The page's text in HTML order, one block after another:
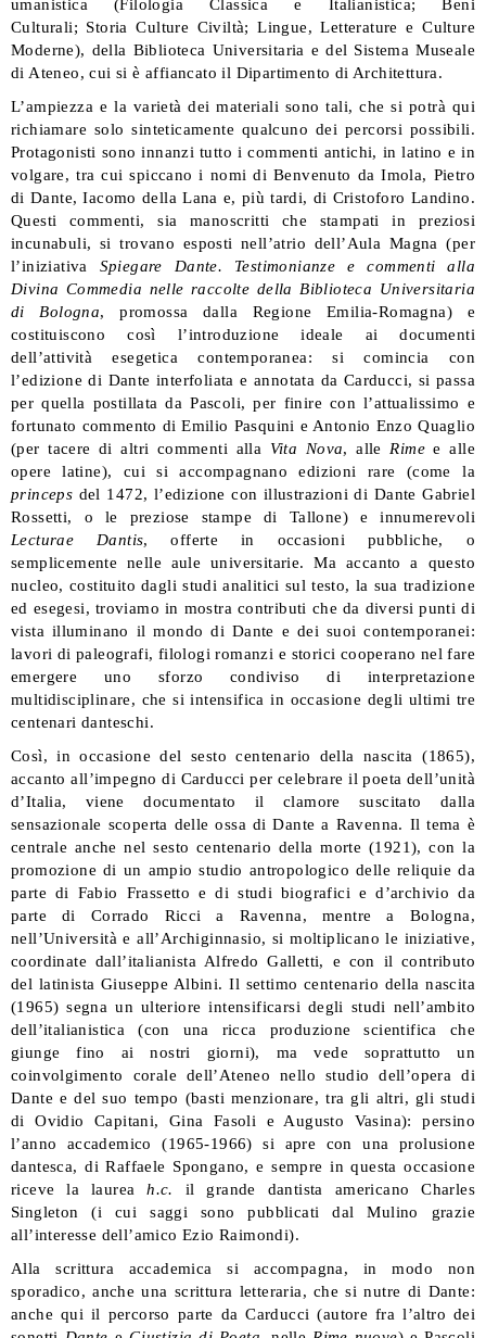
umanistica (Filologia Classica e Italianistica; Beni
Culturali; Storia Culture Civiltà; Lingue, Letterature e Culture
Moderne), della Biblioteca Universitaria e del Sistema Museale
di Ateneo, cui si è affiancato il Dipartimento di Architettura.
L’ampiezza e la varietà dei materiali sono tali, che si potrà qui
richiamare solo sinteticamente qualcuno dei percorsi possibili.
Protagonisti sono innanzi tutto i commenti antichi, in latino e in
volgare, tra cui spiccano i nomi di Benvenuto da Imola, Pietro
di Dante, Iacomo della Lana e, più tardi, di Cristoforo Landino.
Questi commenti, sia manoscritti che stampati in preziosi
incunabuli, si trovano esposti nell’atrio dell’Aula Magna (per
l’iniziativa Spiegare Dante. Testimonianze e commenti alla
Divina Commedia nelle raccolte della Biblioteca Universitaria
di Bologna, promossa dalla Regione Emilia-Romagna) e
costituiscono così l’introduzione ideale ai documenti
dell’attività esegetica contemporanea: si comincia con
l’edizione di Dante interfoliata e annotata da Carducci, si passa
per quella postillata da Pascoli, per finire con l’attualissimo e
fortunato commento di Emilio Pasquini e Antonio Enzo Quaglio
(per tacere di altri commenti alla Vita Nova, alle Rimee alle
opere latine), cui si accompagnano edizioni rare (come la
princeps del 1472, l’edizione con illustrazioni di Dante Gabriel
Rossetti, o le preziose stampe di Tallone) e innumerevoli
Lecturae Dantis, offerte in occasioni pubbliche, o
semplicemente nelle aule universitarie. Ma accanto a questo
nucleo, costituito dagli studi analitici sul testo, la sua tradizione
ed esegesi, troviamo in mostra contributi che da diversi punti di
vista illuminano il mondo di Dante e dei suoi contemporanei:
lavori di paleografi, filologi romanzi e storici cooperano nel fare
emergere uno sforzo condiviso di interpretazione
multidisciplinare, che si intensifica in occasione degli ultimi tre
centenari danteschi.
Così, in occasione del sesto centenario della nascita (1865),
accanto all’impegno di Carducci per celebrare il poeta dell’unità
d’Italia, viene documentato il clamore suscitato dalla
sensazionale scoperta delle ossa di Dante a Ravenna. Il tema è
centrale anche nel sesto centenario della morte (1921), con la
promozione di un ampio studio antropologico delle reliquie da
parte di Fabio Frassetto e di studi biografici e d’archivio da
parte di Corrado Ricci a Ravenna, mentre a Bologna,
nell’Università e all’Archiginnasio, si moltiplicano le iniziative,
coordinate dall’italianista Alfredo Galletti, e con il contributo
del latinista Giuseppe Albini. Il settimo centenario della nascita
(1965) segna un ulteriore intensificarsi degli studi nell’ambito
dell’italianistica (con una ricca produzione scientifica che
giunge fino ai nostri giorni), ma vede soprattutto un
coinvolgimento corale dell’Ateneo nello studio dell’opera di
Dante e del suo tempo (basti menzionare, tra gli altri, gli studi
di Ovidio Capitani, Gina Fasoli e Augusto Vasina): persino
l’anno accademico (1965-1966) si apre con una prolusione
dantesca, di Raffaele Spongano, e sempre in questa occasione
riceve la laureah.c.
il grande dantista americano Charles
Singleton (i cui saggi sono pubblicati dal Mulino grazie
all’interesse dell’amico Ezio Raimondi).
Alla scrittura accademica si accompagna, in modo non
sporadico, anche una scrittura letteraria, che si nutre di Dante:
anche qui il percorso parte da Carducci (autore fra l’altro dei